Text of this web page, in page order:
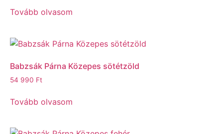
Tovább olvasom
Babzsák Párna Közepes sötétzöld
54 990 Ft
Tovább olvasom